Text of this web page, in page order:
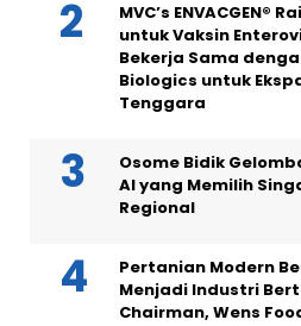
MVC’s ENVACGEN®
untuk Vaksin
Bekerja Sama
Biologics untuk
Tenggara
Osome Bidik
AI yang Memilih
Regional
Pertanian Modern
Menjadi Industri
Chairman, Wens